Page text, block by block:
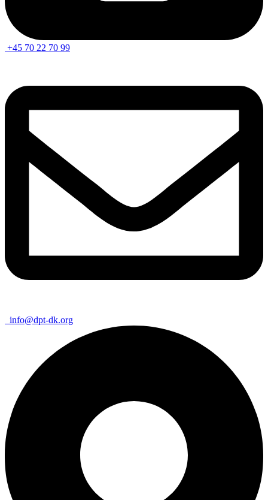
+45 70 22 70 99
info@dpt-dk.org